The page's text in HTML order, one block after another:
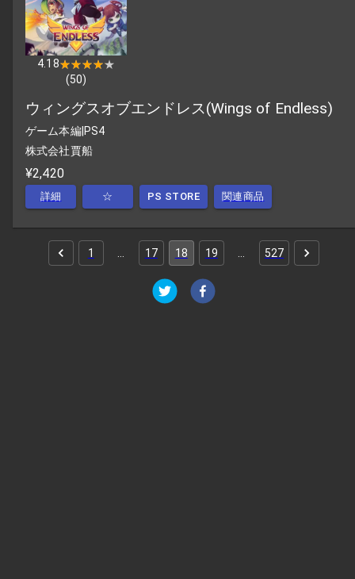
4.18★★★★★
★★★★★
(50)
ウィングスオブエンドレス(Wings of Endless)
ゲーム本編| PS4
株式会社賈船
¥2,420
詳細 ☆ PS STORE 関連商品
1 17 18 19 527